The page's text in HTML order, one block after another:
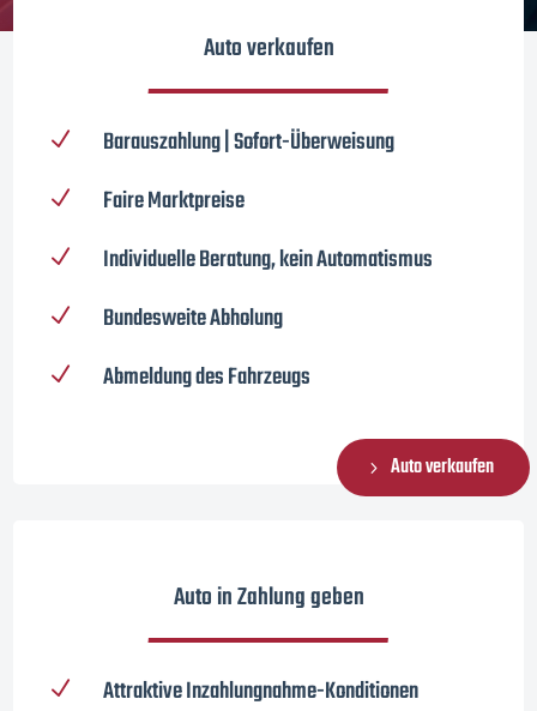
Auto verkaufen
N Barauszahlung | Sofort-Überweisung
N Faire Marktpreise
N Individuelle Beratung, kein Automatismus
N Bundesweite Abholung
N Abmeldung des Fahrzeugs
Auto verkaufen
Auto in Zahlung geben
N Attraktive Inzahlungnahme-Konditionen